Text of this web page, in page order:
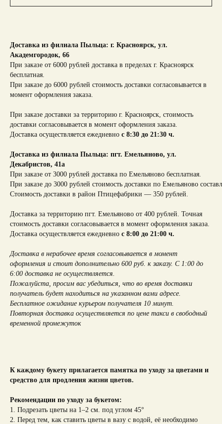
Доставка из филиала Пыльца: г. Красноярск, ул.
Академгородок, 66
При заказе от 6000 рублей доставка в пределах г. Красноярск
бесплатная.
При заказе до 6000 рублей стоимость доставки согласовывается в
момент оформления заказа.
При заказе доставки за территорию г. Красноярск, стоимость
доставки согласовывается в момент оформления заказа.
Доставка осуществляется ежедневно с 8:30 до 21:30 ч.
Доставка из филиала Пыльца: пгт. Емельяново, ул.
Декабристов, 41а
При заказе от 3000 рублей доставка по Емельяново бесплатная.
При заказе до 3000 рублей стоимость доставки по Емельяново
Стоимость доставки в район Птицефабрики — 350 рублей.
Доставка за территорию пгт. Емельяново от 400 рублей. Точная
стоимость доставки согласовывается в момент оформления заказа.
Доставка осуществляется ежедневно с 8:00 до 21:00 ч.
Доставка в нерабочее время согласовывается в момент
оформления и стоит дополнительно 600 руб. к заказу. С 1:00 до
6:00 доставка не осуществляется.
Пожалуйста, просим вас убедиться, что во время доставки
получатель будет находиться на указанном вами адресе.
Бесплатное ожидание курьером получателя 10 минут.
Повторная доставка осуществляется по цене такси в свободный
временной промежуток
К каждому букету прилагается памятка по уходу за цветами и
средство для продления жизни цветов.
Рекомендации по уходу за букетом:
1. Подрезать цветы на 1–2 см. под углом 45°
2. Перед тем, как ставить цветы в вазу с водой, её необходимо